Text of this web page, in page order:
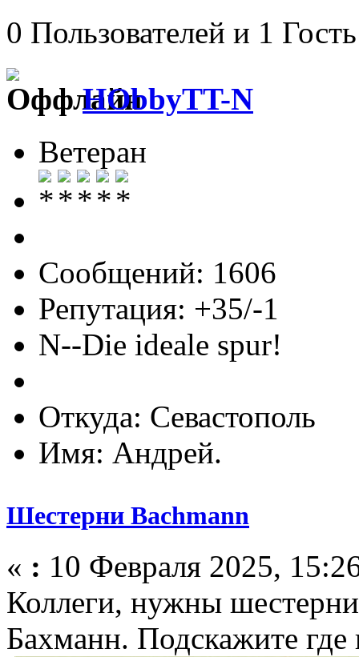
0 Пользователей и 1
HObbyTT-N
Ветеран
Сообщений: 1606
Репутация: +35/-1
N--Die ideale spur!
Откуда: Севастополь
Имя: Андрей.
Шестерни Bachmann
« : 10 Февраля 2025,
Коллеги, нужны
Бахманн. Подскажите где